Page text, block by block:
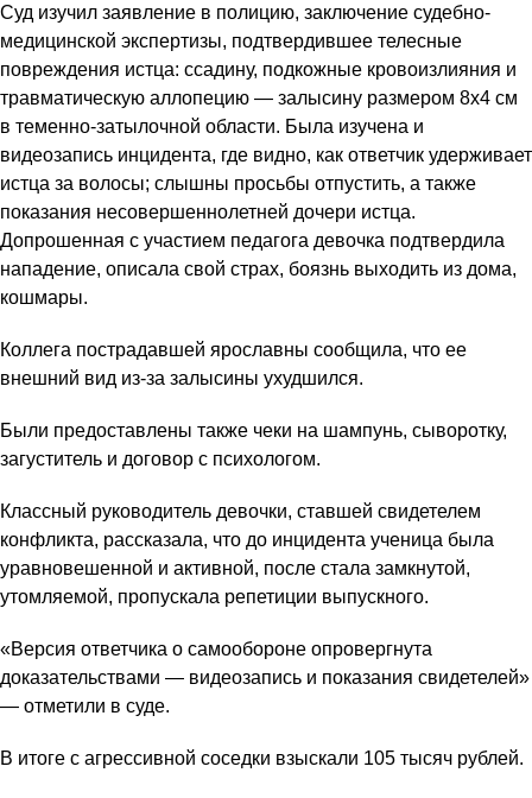
Суд изучил заявление в полицию, заключение судебно-
медицинской экспертизы, подтвердившее телесные
повреждения истца: ссадину, подкожные кровоизлияния и
травматическую аллопецию — залысину размером 8х4 см
в теменно-затылочной области. Была изучена и
видеозапись инцидента, где видно, как ответчик удерживает
истца за волосы; слышны просьбы отпустить, а также
показания несовершеннолетней дочери истца.
Допрошенная с участием педагога девочка подтвердила
нападение, описала свой страх, боязнь выходить из дома,
кошмары.
Коллега пострадавшей ярославны сообщила, что ее
внешний вид из-за залысины ухудшился.
Были предоставлены также чеки на шампунь, сыворотку,
загуститель и договор с психологом.
Классный руководитель девочки, ставшей свидетелем
конфликта, рассказала, что до инцидента ученица была
уравновешенной и активной, после стала замкнутой,
утомляемой, пропускала репетиции выпускного.
«Версия ответчика о самообороне опровергнута
доказательствами — видеозапись и показания свидетелей»
— отметили в суде.
В итоге с агрессивной соседки взыскали 105 тысяч рублей.